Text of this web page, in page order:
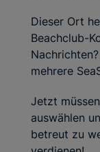
Dieser Ort
Beachclub-
mehrere
Jetzt
auswählen
betreut zu